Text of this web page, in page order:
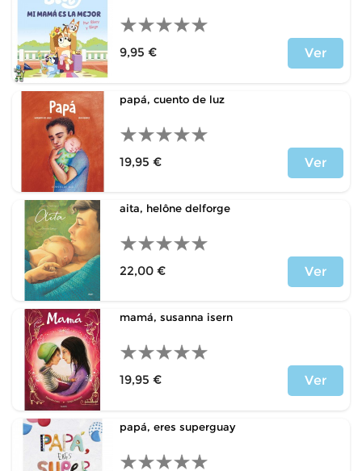
9,95 €
Ver
papá, cuento de luz
19,95 €
Ver
aita, helône delforge
22,00 €
Ver
mamá, susanna isern
19,95 €
Ver
papá, eres superguay